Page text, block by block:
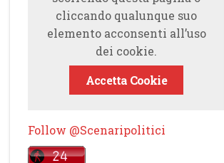
cliccando qualunque suo
elemento acconsenti all’uso
dei cookie.
Accetta Cookie
Follow @Scenaripolitici